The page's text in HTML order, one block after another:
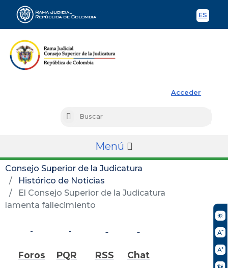
ES
Acceder
Buscar
Menú
Consejo Superior de la Judicatura
Histórico de Noticias
El Consejo Superior de la Judicatura
lamenta fallecimiento
Foros PQR RSS Chat